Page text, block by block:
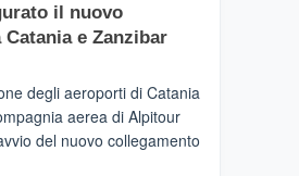
il nuovo
e Zanzibar
degli aeroporti di Catania
aerea di Alpitour
del nuovo collegamento